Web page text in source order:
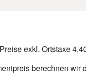
exkl. Ortstaxe
berechnen wir